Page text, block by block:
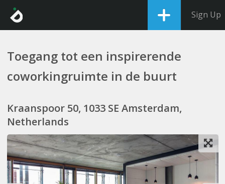
Sign Up
Toegang tot een inspirerende
coworkingruimte in de buurt
Kraanspoor 50, 1033 SE Amsterdam,
Netherlands